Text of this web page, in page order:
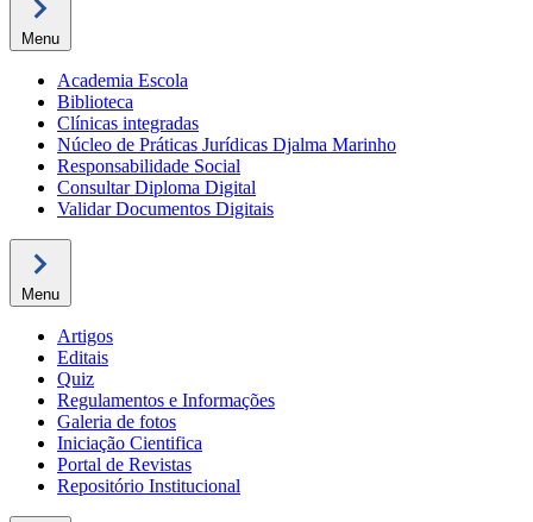
Menu
Academia Escola
Biblioteca
Clínicas integradas
Núcleo de Práticas Jurídicas Djalma Marinho
Responsabilidade Social
Consultar Diploma Digital
Validar Documentos Digitais
Menu
Artigos
Editais
Quiz
Regulamentos e Informações
Galeria de fotos
Iniciação Cientifica
Portal de Revistas
Repositório Institucional